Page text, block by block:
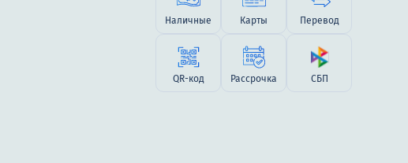
Наличные Карты Перевод
QR-код Рассрочка СБП